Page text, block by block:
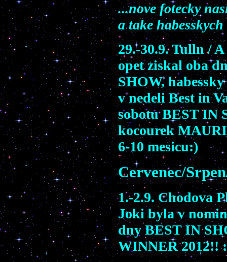
...nove fotecky
a take
29.-30.9. Tulln /
opet ziskal oba
SHOW,
v nedeli Best in
sobotu BEST IN
kocourek
6-10 mesicu:)
Cervenec/
1.-2.9. Chodova
Jokibyla v
dnyBEST IN
WINNER 2012!!